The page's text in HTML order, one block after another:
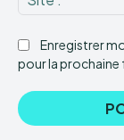
Enregistrer
pour la prochaine